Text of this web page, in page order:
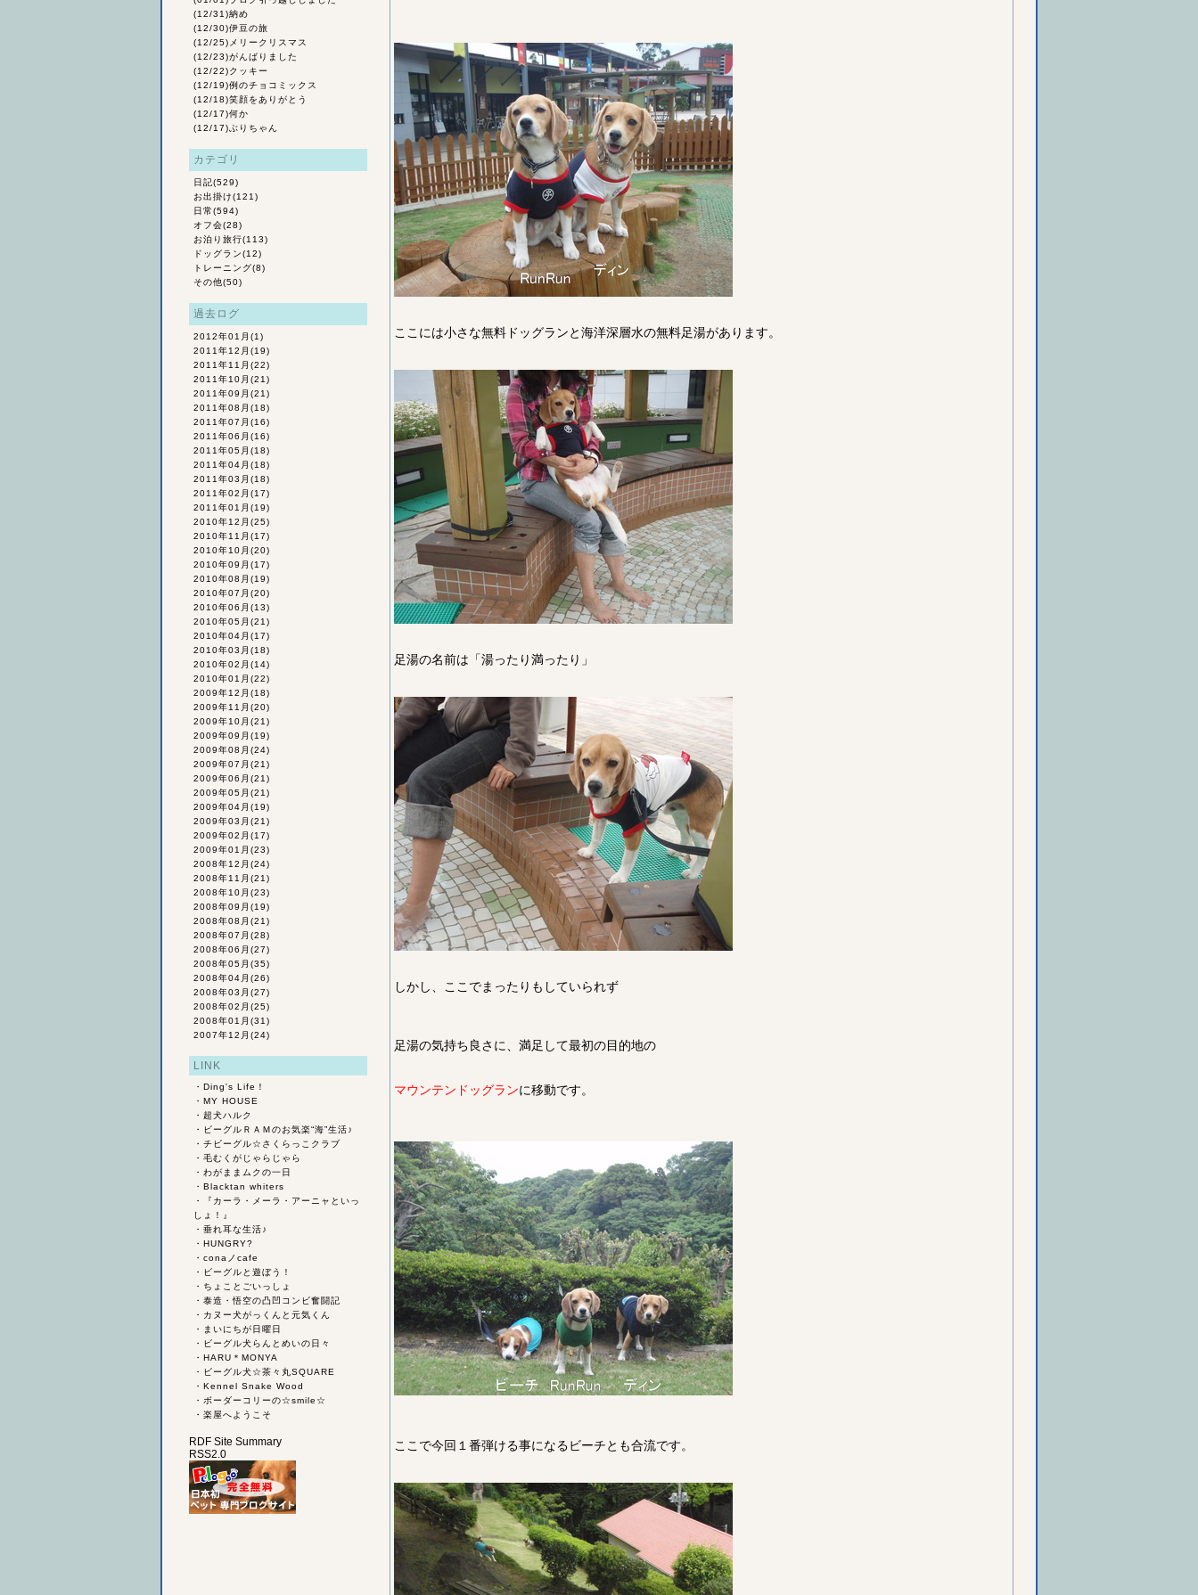
(12/31)納め
(12/30)伊豆の旅
(12/25) メリークリスマス
(12/23)がんばりました
(12/22)クッキー
(12/19)例のチョコミックス
(12/18)笑顔をありがとう
(12/17)何か
(12/17) ぶりちゃん
カテゴリ
日記(529)
お出掛け(121)
日常(594)
オフ会(28)
お泊り旅行(113)
ドッグラン(12)
トレーニング(8)
その他(50)
過去ログ
2012年01月 (1)
2011年12月 (19)
2011年11月 (22)
2011年10月 (21)
2011年09月 (21)
2011年08月 (18)
2011年07月 (16)
2011年06月 (16)
2011年05月 (18)
2011年04月 (18)
2011年03月 (18)
2011年02月 (17)
2011年01月 (19)
2010年12月 (25)
2010年11月 (17)
2010年10月 (20)
2010年09月 (17)
2010年08月 (19)
2010年07月 (20)
2010年06月 (13)
2010年05月 (21)
2010年04月 (17)
2010年03月 (18)
2010年02月 (14)
2010年01月 (22)
2009年12月 (18)
2009年11月 (20)
2009年10月 (21)
2009年09月 (19)
2009年08月 (24)
2009年07月 (21)
2009年06月 (21)
2009年05月 (21)
2009年04月 (19)
2009年03月 (21)
2009年02月 (17)
2009年01月 (23)
2008年12月 (24)
2008年11月 (21)
2008年10月 (23)
2008年09月 (19)
2008年08月 (21)
2008年07月 (28)
2008年06月 (27)
2008年05月 (35)
2008年04月 (26)
2008年03月 (27)
2008年02月 (25)
2008年01月 (31)
2007年12月 (24)
LINK
・ Ding's Life！
・ MY HOUSE
・ 超犬ハルク
・
ビーグルＲＡＭのお気楽“海”生活♪
・ チビーグル☆さくらっこクラブ
・ 毛むくがじゃらじゃら
・ わがままムクの一日
・ Blacktan whiters
・
『カーラ・メーラ・アーニャといっ
しょ！』
・ 垂れ耳な生活♪
・ HUNGRY?
・ conaノcafe
・
ビーグルと遊ぼう！
・ ちょことごいっしょ
・ 泰造・悟空の凸凹コンビ奮闘記
・ カヌー犬がっくんと元気くん
・
まいにちが日曜日
・
ビーグル犬らんとめいの日々
・ HARU＊MONYA
・
ビーグル犬☆茶々丸SQUARE
・ Kennel Snake Wood
・ ボーダーコリーの☆smile☆
・ 楽屋へようこそ
RDF Site Summary
RSS2.0
ここには小さな無料ドッグランと海洋深層水の無料足湯があります。
足湯の名前は「湯ったり満ったり」
しかし、ここでまったりもしていられず
足湯の気持ち良さに、満足して最初の目的地の
マウンテンドッグランに移動です。
ここで今回１番弾ける事になるビーチとも合流です。